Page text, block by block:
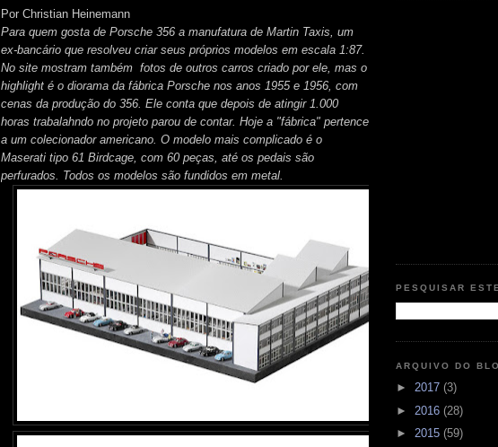
Por Christian Heinemann
Para quem gosta de Porsche 356 a manufatura de Martin Taxis, um
ex-bancário que resolveu criar seus próprios modelos em escala 1:87.
No site mostram também fotos de outros carros criado por ele, mas o
highlight é o diorama da fábrica Porsche nos anos 1955 e 1956, com
cenas da produção do 356. Ele conta que depois de atingir 1.000
horas trabalahndo no projeto parou de contar. Hoje a "fábrica" pertence
a um colecionador americano. O modelo mais complicado é o
Maserati tipo 61 Birdcage, com 60 peças, até os pedais são
perfurados. Todos os modelos são fundidos em metal.
PESQUISAR
ARQUIVO DO
► 2017 (3)
► 2016 (28)
► 2015 (59)